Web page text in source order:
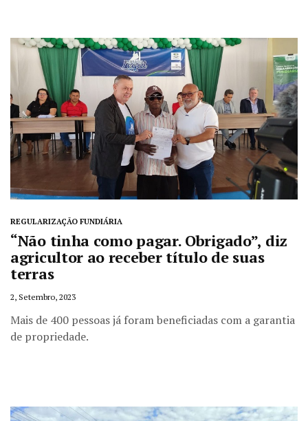
REGULARIZAÇÃO FUNDIÁRIA
“Não tinha como pagar. Obrigado”, diz
agricultor ao receber título de suas
terras
2, Setembro, 2023
Mais de 400 pessoas já foram beneficiadas com a garantia
de propriedade.